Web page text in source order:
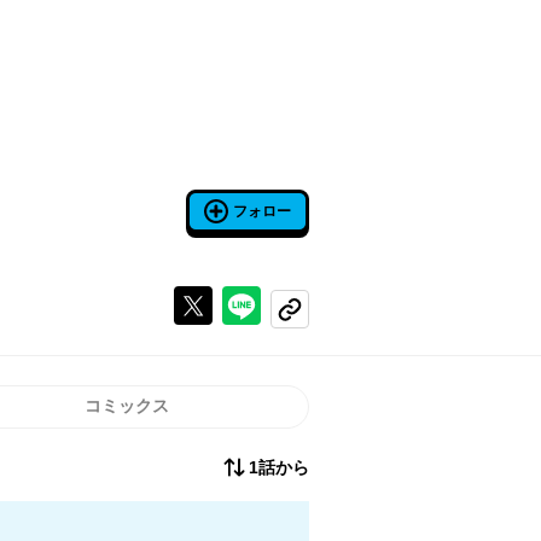
フォロー
Xで投稿するラインでシェアする
コピーする
コミックス
1話から